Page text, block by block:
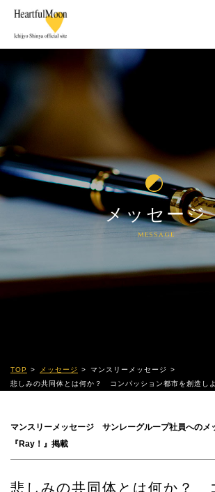
メッセージ
message
TOP メッセージ
マンスリーメッセージ
悲しみの共同体とは何か？ コンパッション都市を創造しよ
マンスリーメッセージ サンレーグループ社員へのメ
『Ray！』掲載
悲しみの共同体とは何か？